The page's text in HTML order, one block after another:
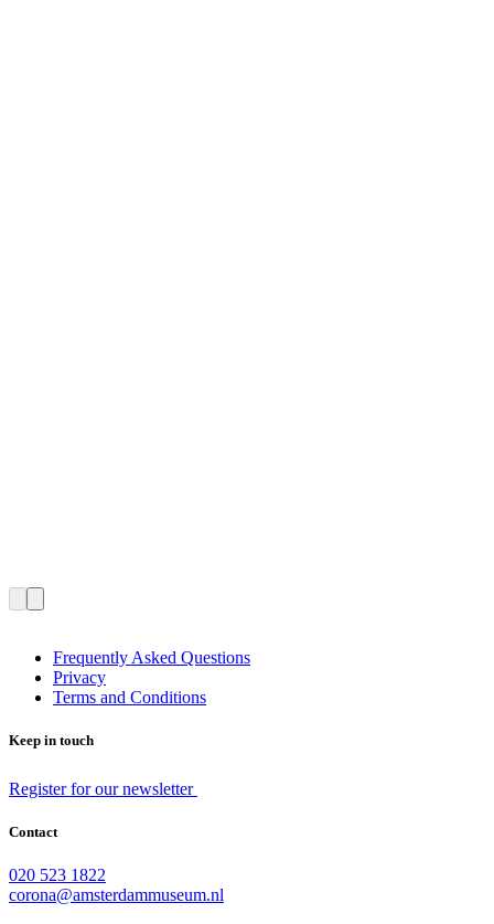
Frequently Asked Questions
Privacy
Terms and Conditions
Keep in touch
Register for our newsletter
Contact
020 523 1822
corona@amsterdammuseum.nl